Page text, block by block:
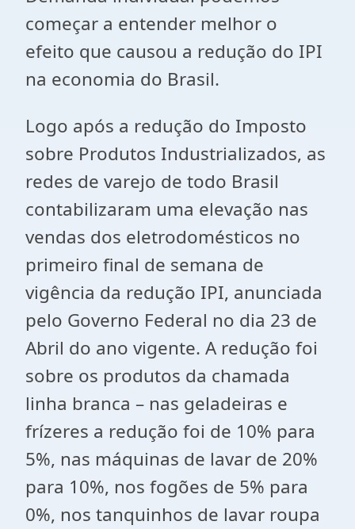
começar a entender melhor o
efeito que causou a redução do IPI
na economia do Brasil.
Logo após a redução do Imposto
sobre Produtos Industrializados, as
redes de varejo de todo Brasil
contabilizaram uma elevação nas
vendas dos eletrodomésticos no
primeiro final de semana de
vigência da redução IPI, anunciada
pelo Governo Federal no dia 23 de
Abril do ano vigente. A redução foi
sobre os produtos da chamada
linha branca – nas geladeiras e
frízeres a redução foi de 10% para
5%, nas máquinas de lavar de 20%
para 10%, nos fogões de 5% para
0%, nos tanquinhos de lavar roupa